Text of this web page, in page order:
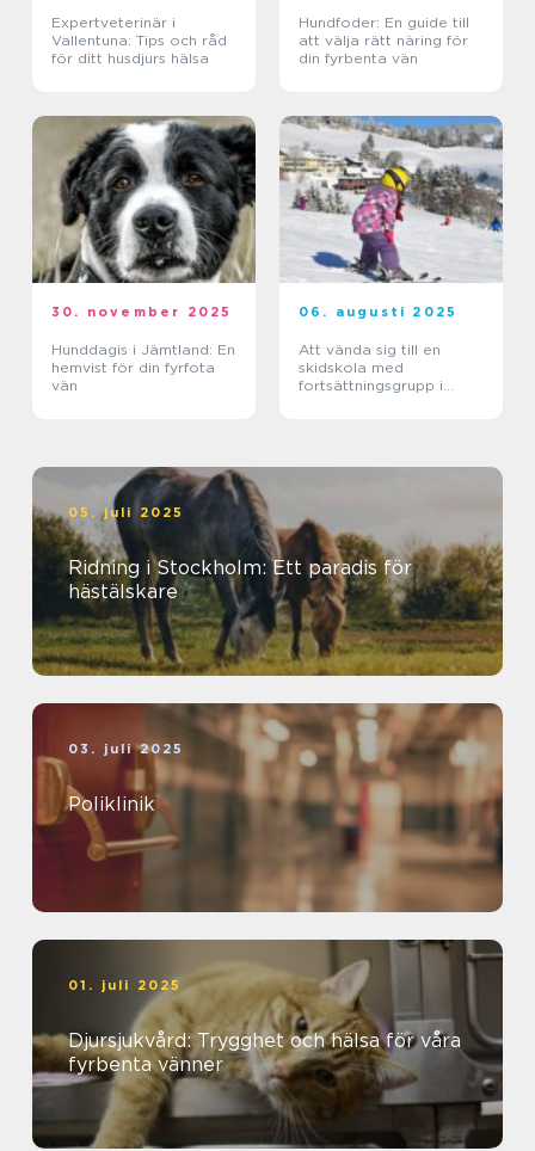
Expertveterinär i
Vallentuna: Tips och råd
för ditt husdjurs hälsa
Hundfoder: En guide till
att välja rätt näring för
din fyrbenta vän
30. november 2025
Hunddagis i Jämtland: En
hemvist för din fyrfota
vän
06. augusti 2025
Att vända sig till en
skidskola med
fortsättningsgrupp i
05. juli 2025
Ridning i Stockholm: Ett paradis för
hästälskare
03. juli 2025
Poliklinik
01. juli 2025
Djursjukvård: Trygghet och hälsa för våra
fyrbenta vänner